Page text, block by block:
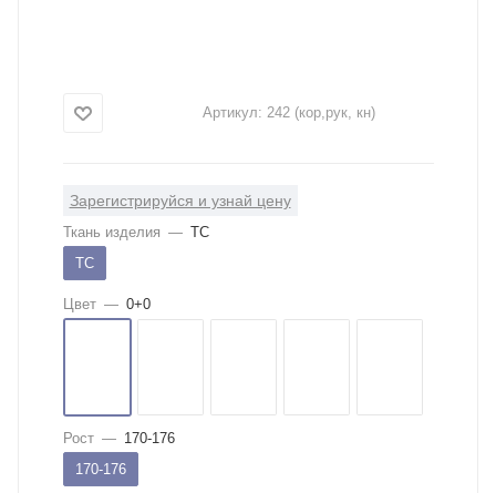
Артикул: 242 (кор,рук, кн)
Зарегистрируйся и узнай цену
Ткань изделия — ТС
ТС
Цвет — 0+0
Рост — 170-176
170-176